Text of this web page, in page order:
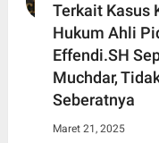
Terkait Kasus
Hukum Ahli
Effendi.SH
Muchdar,
Seberatnya
Maret 21, 2025